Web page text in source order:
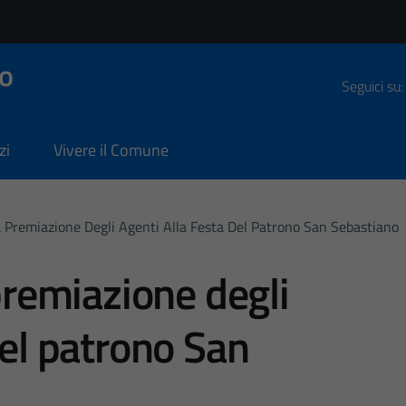
Seguici su:
Vivere il Comune
Premiazione Degli Agenti Alla Festa Del Patrono San Sebastiano
degli
patrono San